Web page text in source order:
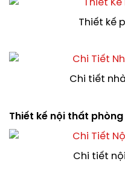
Thiết kế
Chi tiết
Thiết kế nội thất
Chi tiết